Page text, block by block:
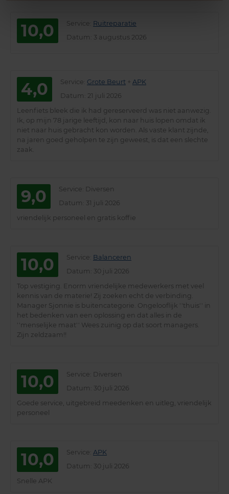
10,0 Service Ruitreparatie
Datum : 3 augustus 2026
4,0 Service Grote Beurt + APK
Datum
: 21 juli 2026
Leenfiets bleek die ik had gereserveerd was niet aanwezig.
Ik, op mijn 78 jarige leeftijd, kon naar huis lopen omdat ik
niet naar huis gebracht kon worden. Als vaste klant zijnde,
na jaren goed geholpen te zijn geweest, is dat een slechte
zaak.
9,0 Service : Diversen
Datum : 31 juli 2026
vriendelijk personeel en gratis koffie
10,0 Service Balanceren
Datum : 30 juli 2026
Top vestiging. Enorm vriendelijke medewerkers met veel
kennis van de materie! Zij zoeken echt de verbinding.
Manager Sjonnie is buitencategorie. Ongelooflijk ''thuis'' in
het bedenken van een oplossing en dat alles in de
''menselijke maat'' Wees zuinig op dat soort managers.
Zijn zeldzaam!!
10,0 Service : Diversen
Datum : 30 juli 2026
Goede service, uitgebreid meedenken en uitleg, vriendelijk
personeel
10,0 Service APK
Datum : 30 juli 2026
Snelle APK